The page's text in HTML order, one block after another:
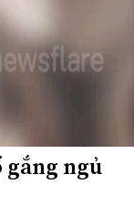
gắng ngủ